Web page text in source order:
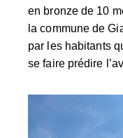
en bronze de 10
la commune de
par les habitants
se faire prédire